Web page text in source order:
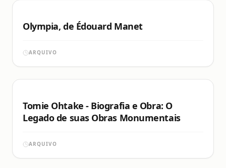
Olympia, de Édouard Manet
ARQUIVO
Tomie Ohtake - Biografia e Obra: O
Legado de suas Obras Monumentais
ARQUIVO